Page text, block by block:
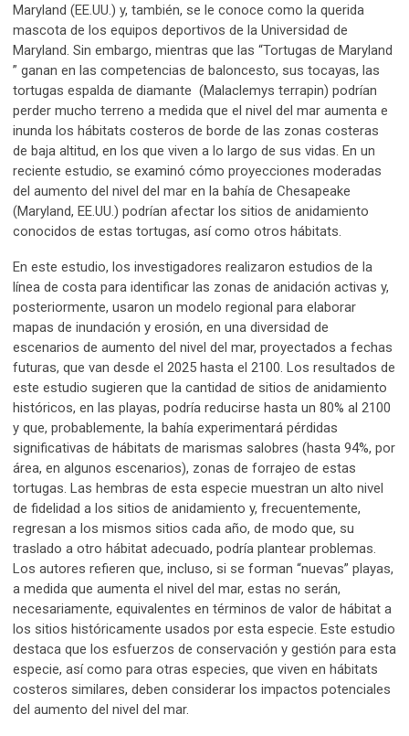
Maryland (EE.UU.) y, también, se le conoce como la querida
mascota de los equipos deportivos de la Universidad de
Maryland. Sin embargo, mientras que las “Tortugas de Maryland
” ganan en las competencias de baloncesto, sus tocayas, las
tortugas espalda de diamante (Malaclemys terrapin) podrían
perder mucho terreno a medida que el nivel del mar aumenta e
inunda los hábitats costeros de borde de las zonas costeras
de baja altitud, en los que viven a lo largo de sus vidas. En un
reciente estudio, se examinó cómo proyecciones moderadas
del aumento del nivel del mar en la bahía de Chesapeake
(Maryland, EE.UU.) podrían afectar los sitios de anidamiento
conocidos de estas tortugas, así como otros hábitats.
En este estudio, los investigadores realizaron estudios de la
línea de costa para identificar las zonas de anidación activas y,
posteriormente, usaron un modelo regional para elaborar
mapas de inundación y erosión, en una diversidad de
escenarios de aumento del nivel del mar, proyectados a fechas
futuras, que van desde el 2025 hasta el 2100. Los resultados de
este estudio sugieren que la cantidad de sitios de anidamiento
históricos, en las playas, podría reducirse hasta un 80% al 2100
y que, probablemente, la bahía experimentará pérdidas
significativas de hábitats de marismas salobres (hasta 94%, por
área, en algunos escenarios), zonas de forrajeo de estas
tortugas. Las hembras de esta especie muestran un alto nivel
de fidelidad a los sitios de anidamiento y, frecuentemente,
regresan a los mismos sitios cada año, de modo que, su
traslado a otro hábitat adecuado, podría plantear problemas.
Los autores refieren que, incluso, si se forman “nuevas” playas,
a medida que aumenta el nivel del mar, estas no serán,
necesariamente, equivalentes en términos de valor de hábitat a
los sitios históricamente usados por esta especie. Este estudio
destaca que los esfuerzos de conservación y gestión para esta
especie, así como para otras especies, que viven en hábitats
costeros similares, deben considerar los impactos potenciales
del aumento del nivel del mar.